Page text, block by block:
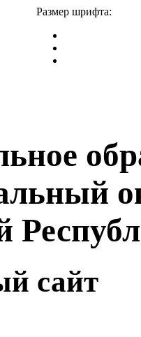
Размер шрифта:
сайт